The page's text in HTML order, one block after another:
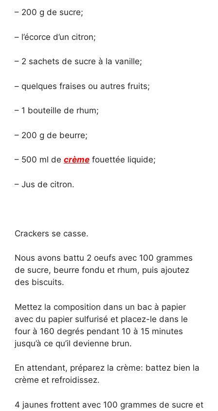
– 200 g de sucre;
– l’écorce d’un citron;
– 2 sachets de sucre à la vanille;
– quelques fraises ou autres fruits;
– 1 bouteille de rhum;
– 200 g de beurre;
– 500 ml de crème fouettée liquide;
– Jus de citron.
Crackers se casse.
Nous avons battu 2 oeufs avec 100 grammes
de sucre, beurre fondu et rhum, puis ajoutez
des biscuits.
Mettez la composition dans un bac à papier
avec du papier sulfurisé et placez-le dans le
four à 160 degrés pendant 10 à 15 minutes
jusqu’à ce qu’il devienne brun.
En attendant, préparez la crème: battez bien la
crème et refroidissez.
4 jaunes frottent avec 100 grammes de sucre et